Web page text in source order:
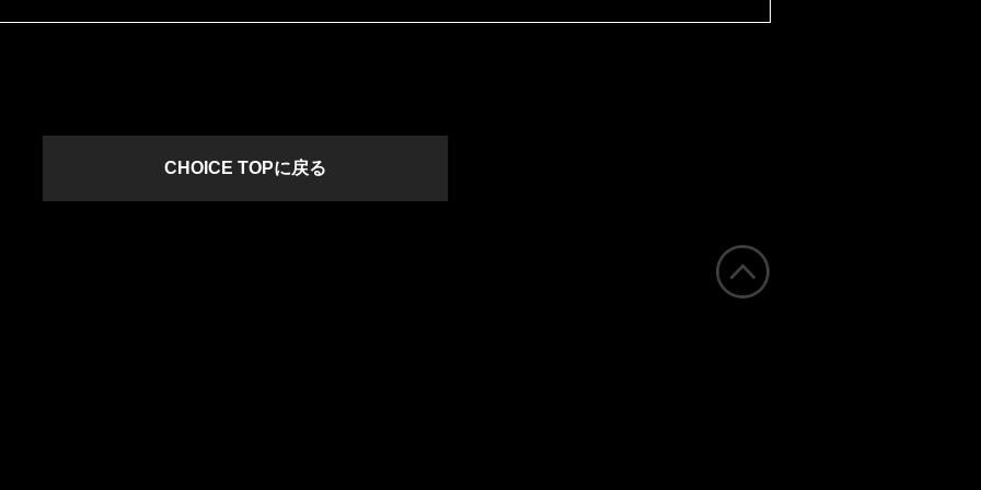
CHOICE TOPに戻る